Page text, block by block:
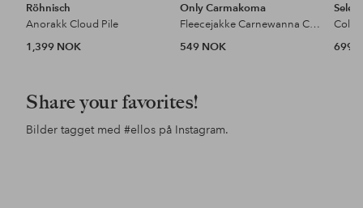
Röhnisch
Anorakk Cloud Pile
1,399 NOK
Only Carmakoma
Fleecejakke Carnewanna Contact Sherpa Jckt Otw
549 NOK
699
Share your favorites!
Bilder tagget med #ellos på Instagram.